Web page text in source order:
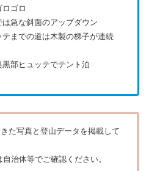
ロゴロ
は急な斜面のアップダウン
テまでの道は木製の梯子が連続
黒部ヒュッテでテント泊
た写真と登山データを掲載して
治体等でご確認ください。